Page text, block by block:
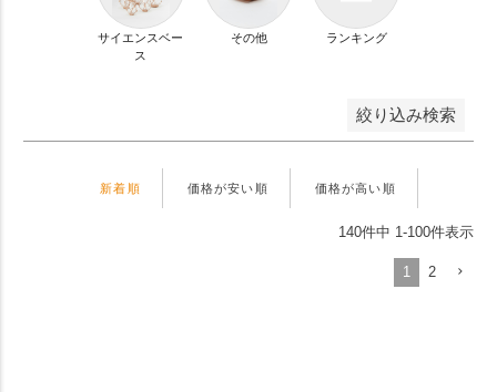
サイエンスベー
ス
その他 ランキング
絞り込み検索
新着順 価格が安い順 価格が高い順
140件中 1-100件表示
1 2